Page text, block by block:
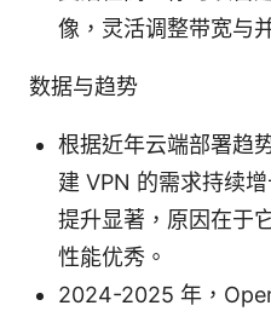
像，灵活调整带宽与
数据与趋势
根据近年云端部署趋
建 VPN 的需求持续
提升显著，原因在于
性能优秀。
2024-2025 年，